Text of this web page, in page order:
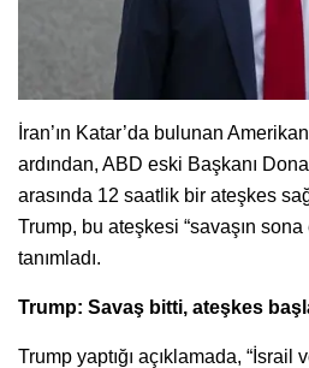
İran’ın Katar’da bulunan
ardından, ABD eski Başkanı
arasında 12 saatlik bir ateşkes
Trump, bu ateşkesi “savaşın
tanımladı.
Trump: Savaş bitti, ateşkes
Trump yaptığı açıklamada, “İsrail